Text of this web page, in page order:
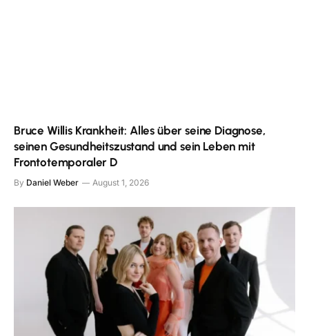
Bruce Willis Krankheit: Alles über seine Diagnose,
seinen Gesundheitszustand und sein Leben mit
Frontotemporaler D
By Daniel Weber August 1, 2026